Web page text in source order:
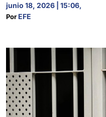
junio 18, 2026 | 15:06,
Por EFE